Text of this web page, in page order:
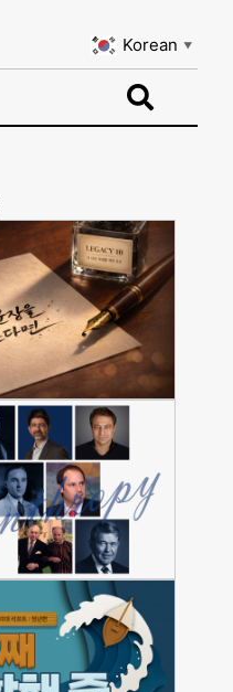
Korean ▼